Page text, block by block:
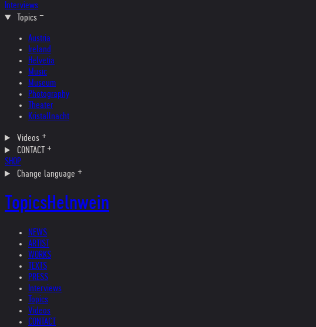
Interviews
Topics
Austria
Ireland
Helvetia
Music
Museum
Photography
Theater
Kristallnacht
Videos
CONTACT
SHOP
Change language
TopicsHelnwein
NEWS
ARTIST
WORKS
TEXTS
PRESS
Interviews
Topics
Videos
CONTACT